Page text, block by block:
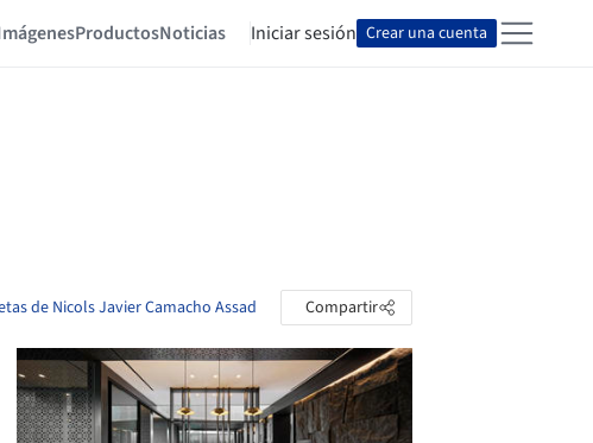
ProductosNoticias Iniciar sesión Crear una cuenta
de Nicols Javier Camacho Assad Compartir